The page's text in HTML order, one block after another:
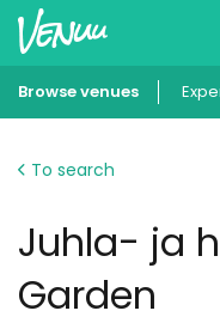
Browse venues
To search
Juhla- ja
Garden